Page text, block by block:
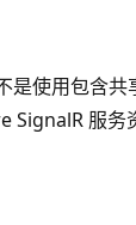
是使用包含共
SignalR 服务